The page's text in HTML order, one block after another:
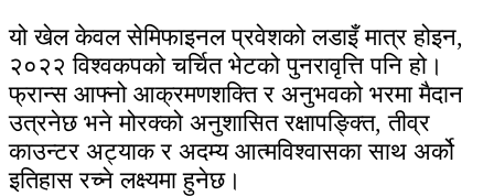
यो खेल केवल सेमिफाइनल प्रवेशको लडाइँ मात्र होइन,
२०२२ विश्वकपको चर्चित भेटको पुनरावृत्ति पनि हो।
फ्रान्स आफ्नो आक्रमणशक्ति र अनुभवको भरमा मैदान
उत्रनेछ भने मोरक्को अनुशासित रक्षापङ्क्ति, तीव्र
काउन्टर अट्याक र अदम्य आत्मविश्वासका साथ अर्को
इतिहास रच्ने लक्ष्यमा हुनेछ।